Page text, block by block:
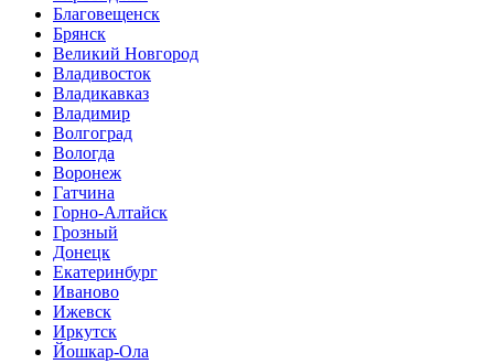
Благовещенск
Брянск
Великий Новгород
Владивосток
Владикавказ
Владимир
Волгоград
Вологда
Воронеж
Гатчина
Горно-Алтайск
Грозный
Донецк
Екатеринбург
Иваново
Ижевск
Иркутск
Йошкар-Ола